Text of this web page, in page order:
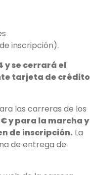
inscripción).
y se cerrará el
tarjeta de crédito
las carreras de los
y para la marcha y
de inscripción. La
de entrega de